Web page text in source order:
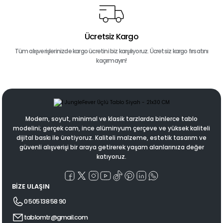
Ücretsiz Kargo
Tüm alışverişlerinizde kargo ücretini biz karşılıyoruz. Ücretsiz kargo fırsatını
kaçırmayın!
Modern, soyut, minimal ve klasik tarzlarda binlerce tablo
modelini; gerçek cam, ince alüminyum çerçeve ve yüksek kaliteli
dijital baskı ile üretiyoruz. Kaliteli malzeme, estetik tasarım ve
güvenli alışverişi bir araya getirerek yaşam alanlarınıza değer
katıyoruz.
BİZE ULAŞIN
0 505 138 58 90
tablomtr@gmail.com